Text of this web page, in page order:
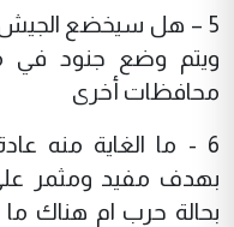
5 – هل سيخضع الجيش
ويتم وضع جنود في
محافظات أخرى
6 - ما الغاية منه
بهدف مفيد ومثمر
بحالة حرب ام هناك ما